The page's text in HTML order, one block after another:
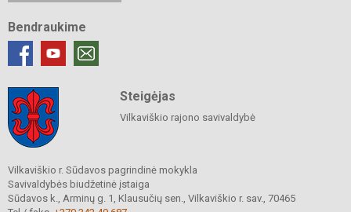
Bendraukime
Steigėjas
Vilkaviškio rajono savivaldybė
Vilkaviškio r. Sūdavos pagrindinė mokykla
Savivaldybės biudžetinė įstaiga
Sūdavos k., Arminų g. 1, Klausučių sen., Vilkaviškio r. sav., 70465